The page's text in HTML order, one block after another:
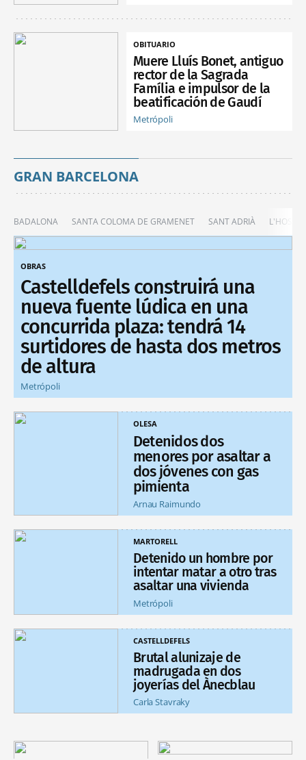
OBITUARIO
Muere Lluís Bonet, antiguo
rector de la Sagrada
Família e impulsor de la
beatificación de Gaudí
Metrópoli
GRAN BARCELONA
BADALONA SANTA COLOMA DE GRAMENET SANT ADRIÀ
OBRAS
Castelldefels construirá una
nueva fuente lúdica en una
concurrida plaza: tendrá 14
surtidores de hasta dos metros
de altura
Metrópoli
OLESA
Detenidos dos
menores por asaltar a
dos jóvenes con gas
pimienta
Arnau Raimundo
MARTORELL
Detenido un hombre por
intentar matar a otro tras
asaltar una vivienda
Metrópoli
CASTELLDEFELS
Brutal alunizaje de
madrugada en dos
joyerías del Ànecblau
Carla Stavraky